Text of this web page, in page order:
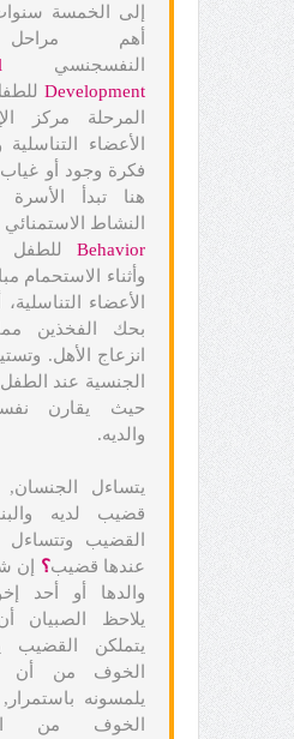
إلى الخمسة
أهم مراحل
النفسجنسي
Development
المرحلة مركز
الأعضاء
فكرة وجود أو
هنا تبدأ
النشاط الاستمنائي
Behavior للطفل
وأثناء الاستحمام
الأعضاء
بحك الفخذين
انزعاج الأهل.
الجنسية عند
حيث يقارن
والديه.
يتساءل
قضيب لديه
القضيب
عندها قضيب؟ إن
والدها أو أحد
يلاحظ الصبيان
يتملكن القضيب
الخوف من أن
يلمسونه
الخوف من